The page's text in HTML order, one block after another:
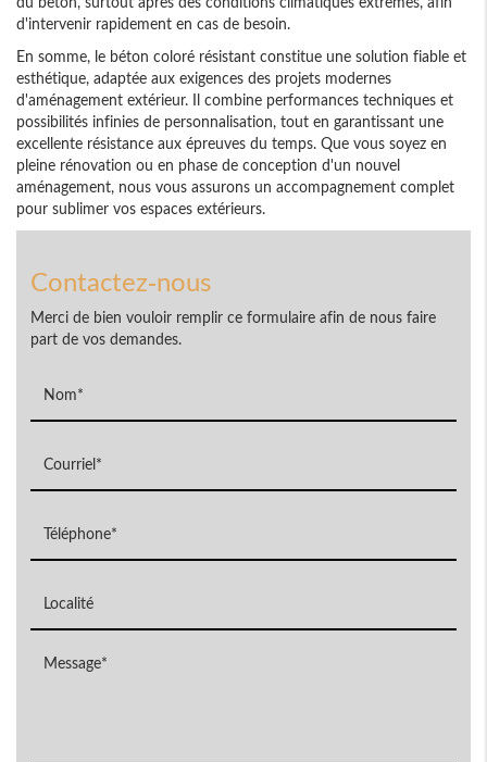
d'intervenir rapidement en cas de besoin.
En somme, le béton coloré résistant constitue une solution fiable et
esthétique, adaptée aux exigences des projets modernes
d'aménagement extérieur. Il combine performances techniques et
possibilités infinies de personnalisation, tout en garantissant une
excellente résistance aux épreuves du temps. Que vous soyez en
pleine rénovation ou en phase de conception d'un nouvel
aménagement, nous vous assurons un accompagnement complet
pour sublimer vos espaces extérieurs.
Contactez-nous
Merci de bien vouloir remplir ce formulaire afin de nous faire
part de vos demandes.